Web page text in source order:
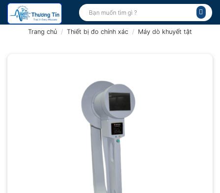
Bỏ
qua
Tìm
kiếm:
Trang chủ / Thiết bị đo chính xác / Máy dò khuyết tật